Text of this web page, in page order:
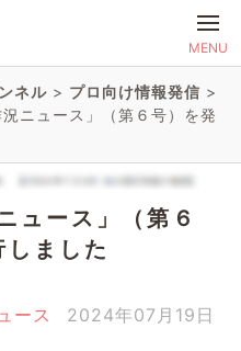
MENU
ネル > プロ向け情報発信 >
ニュース」（第６号）を発
ュース」（第６
ました
ース 2024年07月19日